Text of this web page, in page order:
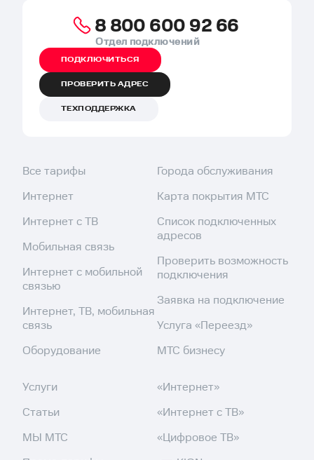
8 800 600 92 66
Отдел подключений
ПОДКЛЮЧИТЬСЯ
ПРОВЕРИТЬ АДРЕС
ТЕХПОДДЕРЖКА
Все тарифы
Интернет
Интернет с ТВ
Мобильная связь
Интернет с мобильной
связью
Интернет, ТВ, мобильная
связь
Оборудование
Города обслуживания
Карта покрытия МТС
Список подключенных
адресов
Проверить возможность
подключения
Заявка на подключение
Услуга «Переезд»
МТС бизнесу
Услуги
Статьи
МЫ МТС
«Интернет»
«Интернет с ТВ»
«Цифровое ТВ»